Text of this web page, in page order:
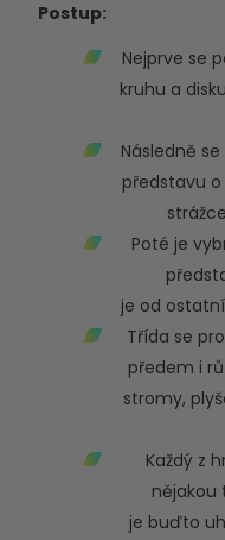
Postup:
Nejprve se
kruhu a
Následně
představu
Poté je
je od
Třída se
předem i
stromy,
Každý z
nějakou
je buďto